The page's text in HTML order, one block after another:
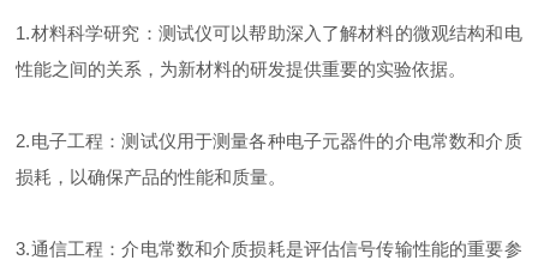
1.材料科学研究：测试仪可以帮助深入了解材料的微观结构和电
性能之间的关系，为新材料的研发提供重要的实验依据。
2.电子工程：测试仪用于测量各种电子元器件的介电常数和介质
损耗，以确保产品的性能和质量。
3.通信工程：介电常数和介质损耗是评估信号传输性能的重要参